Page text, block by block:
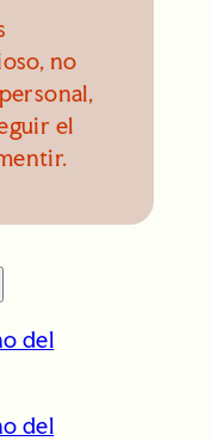
no
el
del
del